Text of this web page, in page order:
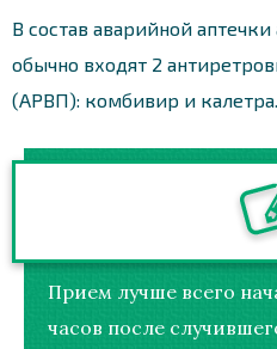
В состав аварийной
обычно входят 2
(АРВП): комбивир и калетра.
Прием лучше всего
часов после